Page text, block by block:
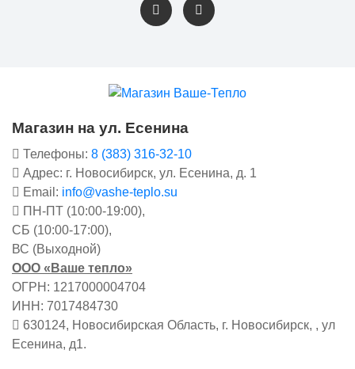
Магазин на ул. Есенина
Телефоны: 8 (383) 316-32-10
Адрес: г. Новосибирск, ул. Есенина, д. 1
Email: info@vashe-teplo.su
ПН-ПТ (10:00-19:00),
СБ (10:00-17:00),
ВС (Выходной)
ООО «Ваше тепло»
ОГРН: 1217000004704
ИНН: 7017484730
630124, Новосибирская Область, г. Новосибирск, , ул
Есенина, д1.